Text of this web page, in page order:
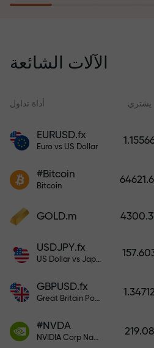
لك مضاعفة أرباحك
خلال ستة أشهر. تداول
زاد مبلغ الإيداع، زادت
الآلات الشائعة
أداة تداول يشتري
EURUSD.fx
Euro vs US Dollar
#Bitcoin
Bitcoin
GOLD.m
USDJPY.fx
US Dollar vs Japanese Yen
GBPUSD.fx
Great Britain Pound vs US Dollar
1.34712
#NVDA
NVIDIA Corp Nasdaq Stock Exchange (Nasdaq) USD
219.08